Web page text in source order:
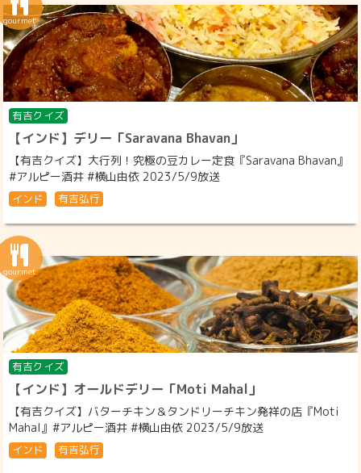
有吉クイズ
【インド】デリー「Saravana Bhavan」
【有吉クイズ】大行列！究極の豆カレー定食『Saravana Bhavan』
#アルピー酒井 #横山由依 2023/5/9放送
インド 有吉弘行
有吉クイズ
【インド】オールドデリー「Moti Mahal」
【有吉クイズ】バターチキン＆タンドリーチキン発祥の店『Moti
Mahal』#アルピー酒井 #横山由依 2023/5/9放送
インド 有吉弘行